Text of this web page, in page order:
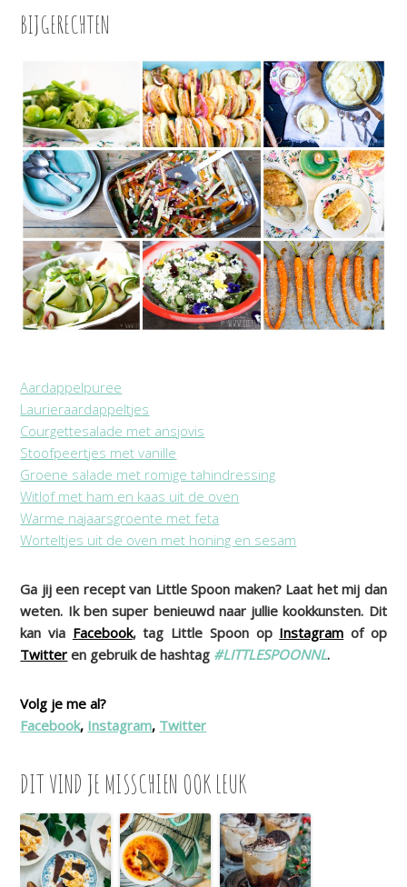
BIJGERECHTEN
Aardappelpuree
Laurieraardappeltjes
Courgettesalade met ansjovis
Stoofpeertjes met vanille
Groene salade met romige tahindressing
Witlof met ham en kaas uit de oven
Warme najaarsgroente met feta
Worteltjes uit de oven met honing en sesam
Ga jij een recept van Little Spoon maken? Laat het mij dan
weten. Ik ben super benieuwd naar jullie kookkunsten. Dit
kan via Facebook, tag Little Spoon op Instagram of op
Twitter en gebruik de hashtag #LITTLESPOONNL.
Volg je me al?
Facebook, Instagram, Twitter
DIT VIND JE MISSCHIEN OOK LEUK